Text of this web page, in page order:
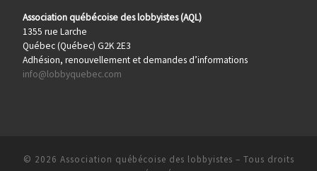
Association québécoise des lobbyistes (AQL)
1355 rue Larche
Québec (Québec) G2K 2E3
Adhésion, renouvellement et demandes d’informations
info@lobbyquebec.com
© 2026 Association québécoise des lobbyistes – Tous droits